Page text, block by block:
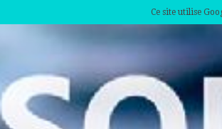
Ce site utilise